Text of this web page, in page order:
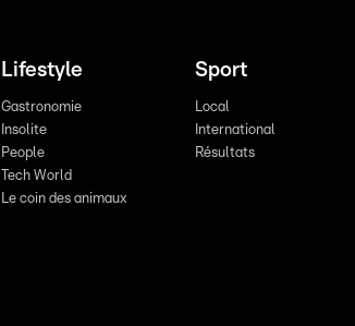
Lifestyle
Gastronomie
Insolite
People
Tech World
Le coin des animaux
Sport
Local
International
Résultats